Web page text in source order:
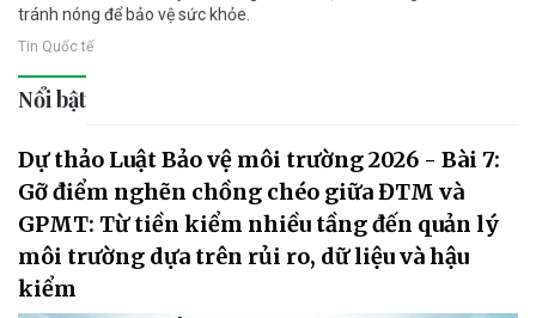
tránh nóng để bảo vệ sức khỏe.
Tin Quốc tế
Nổi bật
Dự thảo Luật Bảo vệ môi trường 2026 - Bài 7:
Gỡ điểm nghẽn chồng chéo giữa ĐTM và
GPMT: Từ tiền kiểm nhiều tầng đến quản lý
môi trường dựa trên rủi ro, dữ liệu và hậu
kiểm